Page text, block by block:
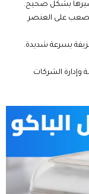
سيرها بشكل صحيح.
يصعب على العنصر
بسرعة شديدة.
وإدارة الشركات